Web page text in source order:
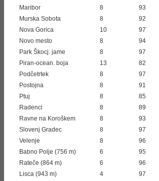
Maribor
8 93
Murska Sobota
8 92
Nova Gorica
10 97
Novo mesto
8 94
Park Škocj. jame
8 97
Piran-ocean. boja
13 82
Podčetrtek
8 97
Postojna
8 91
Ptuj
8 85
Radenci
8 89
Ravne na Koroškem
8 93
Slovenj Gradec
8 97
Velenje
8 96
Babno Polje (756 m)
6
95
Rateče (864 m)
6 96
Lisca (943 m)
4 97